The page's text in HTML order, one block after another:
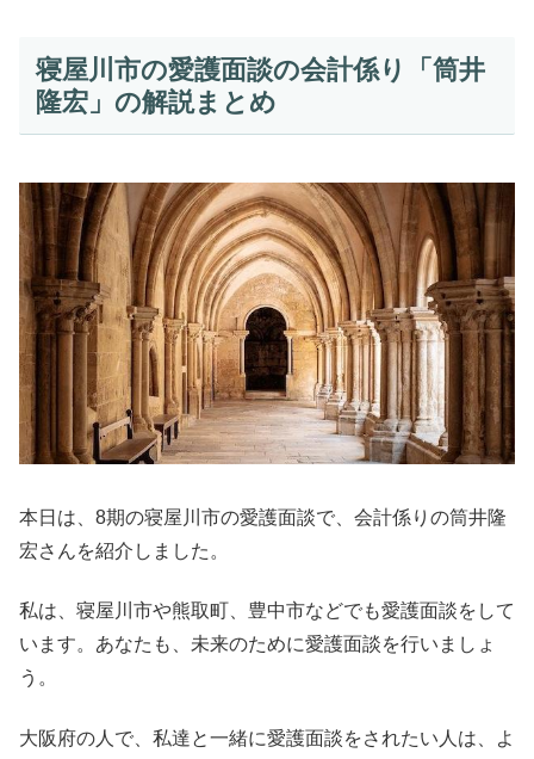
寝屋川市の愛護面談の会計係り「筒井
隆宏」の解説まとめ
本日は、8期の寝屋川市の愛護面談で、会計係りの筒井隆
宏さんを紹介しました。
私は、寝屋川市や熊取町、豊中市などでも愛護面談をして
います。あなたも、未来のために愛護面談を行いましょ
う。
大阪府の人で、私達と一緒に愛護面談をされたい人は、よ